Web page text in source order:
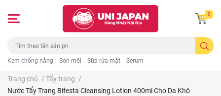
Kem chống nắng Son môi Sữa rửa mặt Serum
0
Trang chủ / Tẩy trang /
Nước Tẩy Trang Bifesta Cleansing Lotion 400ml Cho Da Khô